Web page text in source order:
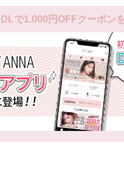
で1.000円OFFクーポン